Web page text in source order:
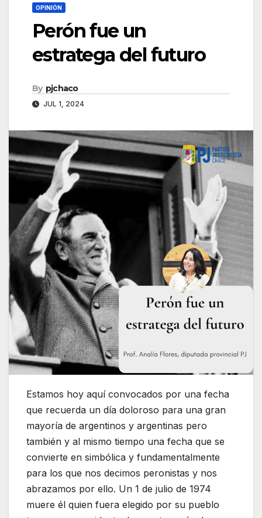
OPINIÓN
Perón fue un
estratega del futuro
By pjchaco
JUL 1, 2024
Estamos hoy aquí convocados por una fecha
que recuerda un día doloroso para una gran
mayoría de argentinos y argentinas pero
también y al mismo tiempo una fecha que se
convierte en simbólica y fundamentalmente
para los que nos decimos peronistas y nos
abrazamos por ello. Un 1 de julio de 1974
muere él quien fuera elegido por su pueblo